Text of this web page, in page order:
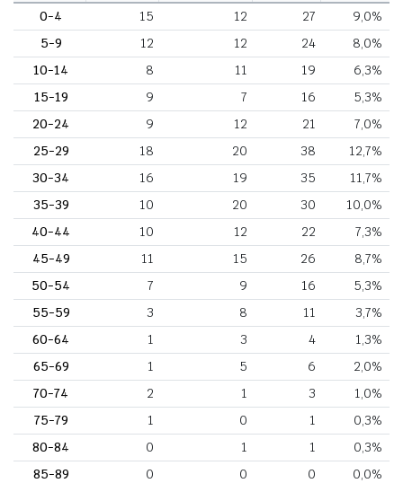
0-4
15 12 27
9,0%
5-9
12 12 24
8,0%
10-14
8 11 19
6,3%
15-19
9 7 16
5,3%
20-24
9 12 21
7,0%
25-29
18 20 38
12,7%
30-34
16 19 35
11,7%
35-39
10 20 30
10,0%
40-44
10 12 22
7,3%
45-49
11 15 26
8,7%
50-54
7 9 16
5,3%
55-59
3 8 11
3,7%
60-64
1 3 4
1,3%
65-69
1 5 6
2,0%
70-74
2 1 3
1,0%
75-79
1 0 1
0,3%
80-84
0 1 1
0,3%
85-89
0 0 0
0,0%